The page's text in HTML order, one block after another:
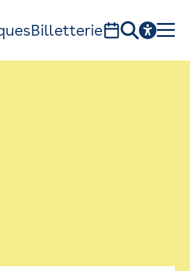
Billetterie
1, av. du Chateau d'eau - 31300 Toulouse